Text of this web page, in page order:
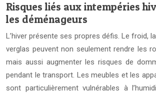
Risques liés aux intempéries
les déménageurs
L’hiver présente ses propres défis. Le froid,
verglas peuvent non seulement rendre les
mais aussi augmenter les risques de
pendant le transport. Les meubles et les
sont particulièrement vulnérables à